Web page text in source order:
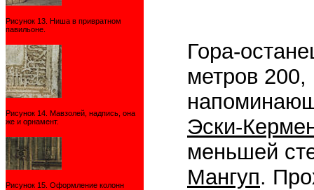
Рисунок 13. Ниша в привратном
павильоне.
Рисунок 14. Мавзолей, надпись, она
же и орнамент.
Рисунок 15. Оформление колонн
Гора-
метров 200,
Эски-
меньшей
Мангуп.